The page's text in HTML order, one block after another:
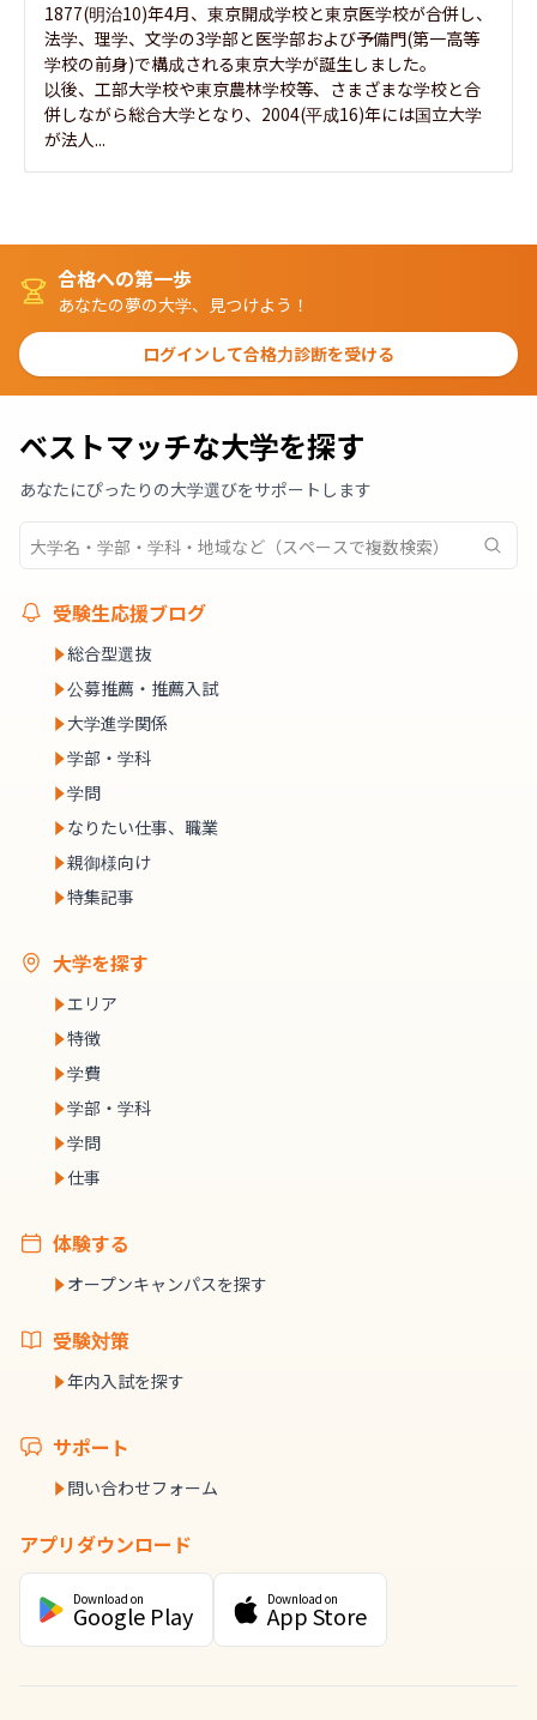
1877(明治10)年4月、東京開成学校と東京医学校が合併し、
法学、理学、文学の3学部と医学部および予備門(第一高等
学校の前身)で構成される東京大学が誕生しました。
以後、工部大学校や東京農林学校等、さまざまな学校と合
併しながら総合大学となり、2004(平成16)年には国立大学
が法人...
合格への第一歩
あなたの夢の大学、見つけよう！
ログインして合格力診断を受ける
ベストマッチな大学を探す
あなたにぴったりの大学選びをサポートします
受験生応援ブログ
総合型選抜
公募推薦・推薦入試
大学進学関係
学部・学科
学問
なりたい仕事、職業
親御様向け
特集記事
大学を探す
エリア
特徴
学費
学部・学科
学問
仕事
体験する
オープンキャンパスを探す
受験対策
年内入試を探す
サポート
問い合わせフォーム
アプリダウンロード
Download on
Google Play
Download on
App Store